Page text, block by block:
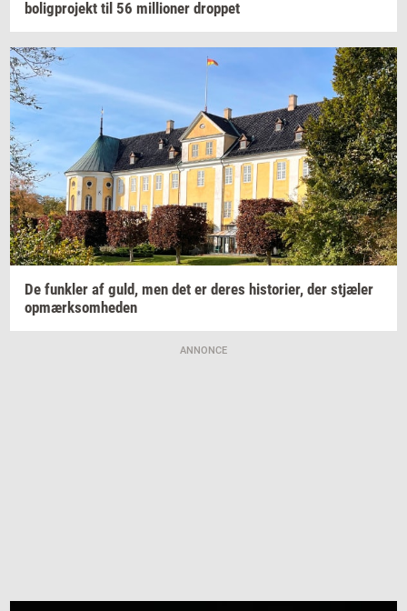
bo­lig­pro­jekt til 56 mil­li­o­ner drop­pet
De funk­ler af guld, men det er deres hi­sto­ri­er, der stjæ­ler
op­mærk­som­he­den
ANNONCE